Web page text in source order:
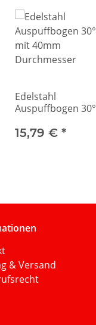
Edelstahl
Auspuffbogen 30°
Durchmesser
15,79 € *
& Versand